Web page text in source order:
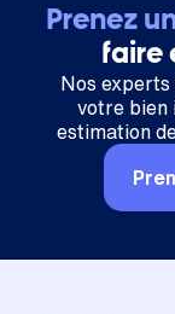
Prenez
faire
Nos
votre bien
estimation